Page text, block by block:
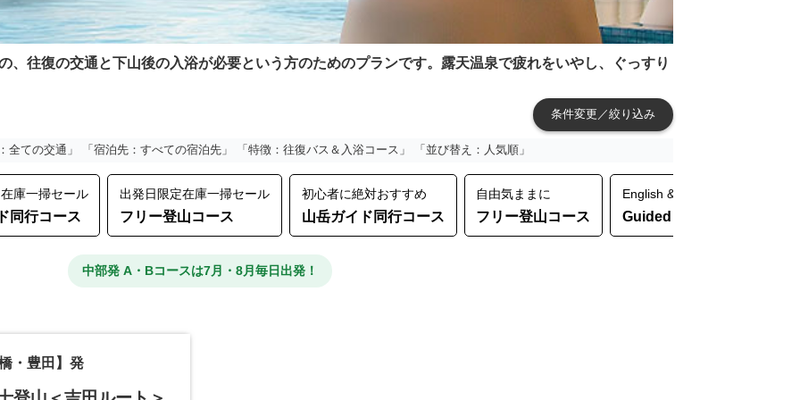
、往復の交通と下山後の入浴が必要という方のためのプランです。露天温泉で疲れをいやし、ぐっすり
条件変更／絞り込み
全ての交通」 「宿泊先：すべての宿泊先」 「特徴：往復バス＆入浴コース」 「並び替え：人気順」
庫一掃セール
同行コース
出発日限定在庫一掃セール
フリー登山コース
初心者に絶対おすすめ
山岳ガイド同行コース
自由気ままに
フリー登山コース
English & Chinese Support
Guided Moutain Tour
中部発 A・Bコースは7月・8月毎日出発！
・豊田】発